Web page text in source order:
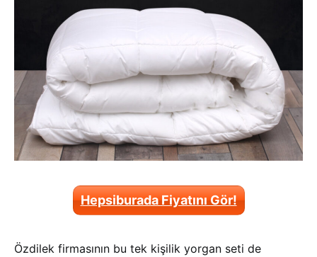
Hepsiburada Fiyatını Gör!
Özdilek firmasının bu tek kişilik yorgan seti de